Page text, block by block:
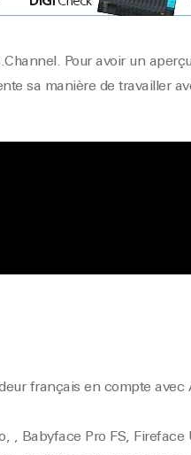
Pour avoir un
sa manière de travailler
français en compte avec
, Babyface Pro FS,